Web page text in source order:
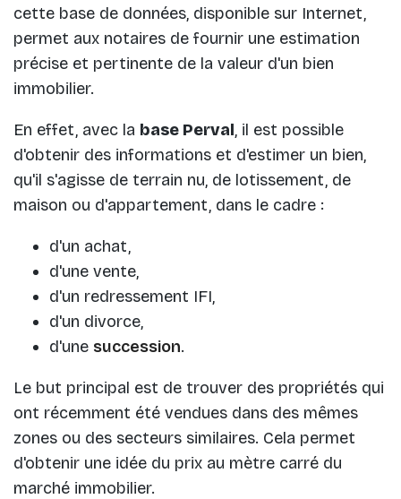
cette base de données, disponible sur Internet,
permet aux notaires de fournir une estimation
précise et pertinente de la valeur d'un bien
immobilier.
En effet, avec la base Perval, il est possible
d'obtenir des informations et d'estimer un bien,
qu'il s'agisse de terrain nu, de lotissement, de
maison ou d'appartement, dans le cadre :
d'un achat,
d'une vente,
d'un redressement IFI,
d'un divorce,
d'une succession.
Le but principal est de trouver des propriétés qui
ont récemment été vendues dans des mêmes
zones ou des secteurs similaires. Cela permet
d'obtenir une idée du prix au mètre carré du
marché immobilier.